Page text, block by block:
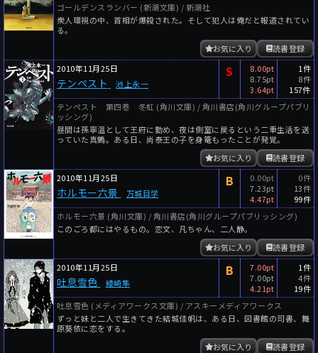
ゴールデンスランバー (新潮文庫) / 新潮社
衆人環視の中、首相が爆殺された。そして犯人は俺だと報道されてい
る。
読書登録
お気に入り
2010年11月25日
テンペスト 池上永一
S
8.00pt
8.75pt
3.64pt
1件
8件
157件
テンペスト 第四巻 冬虹 (角川文庫) / 角川書店(角川グループパブリ
ッシング)
昼間は孫寧温として王府に勤め、夜は側室に戻るという二重生活を送
っていた真鶴。ある日、尚泰王の子を身篭もったことが発覚。
読書登録
お気に入り
2010年11月25日
ホルモー六景 万城目学
B
0.00pt
7.23pt
4.47pt
0件
13件
99件
ホルモー六景 (角川文庫) / 角川書店(角川グループパブリッシング)
このごろ都にはやるもの。恋文、凡ちゃん、二人静。
読書登録
お気に入り
2010年11月25日
吐息雪色 綾崎隼
B
7.00pt
7.00pt
4.21pt
1件
4件
19件
吐息雪色 (メディアワークス文庫) / アスキーメディアワークス
ずっと妹と二人で生きてきた結城佳帆は、ある日、図書館の司書、舞
原葵依に恋をする。
読書登録
お気に入り